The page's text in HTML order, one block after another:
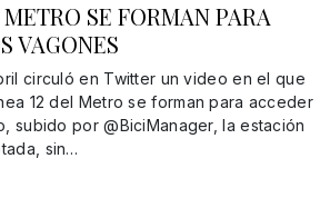
SE FORMAN PARA
VAGONES
circuló en Twitter un video en el que
12 del Metro se forman para acceder
subido por @BiciManager, la estación
sin…